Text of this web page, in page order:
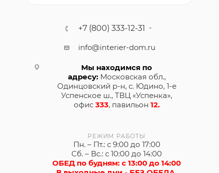
+7 (800) 333-12-31
info@interier-dom.ru
Мы находимся по
адресу:Московская обл.,
Одинцовский р-н, с. Юдино, 1-е
Успенское ш., ТВЦ «Успенка»,
офис 333, павильон 12.
РЕЖИМ РАБОТЫ
Пн. – Пт.: с 9:00 до 17:00
Сб. – Вс.: с 10:00 до 14:00
ОБЕД по будням: с 13:00 до 14:00